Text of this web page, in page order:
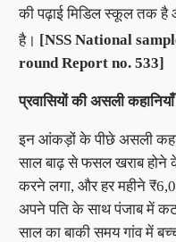
की पढ़ाई मिडिल स्कूल तक है
है। [NSS National
round Report no. 533]
प्रवासियोंकीअसलीकहानियाँ
इन आंकड़ों के पीछे असली
साल बाढ़ से फसल खराब होने
करने लगा, और हर महीने
अपने पति के साथ पंजाब में
साल का बाकी समय गांव में